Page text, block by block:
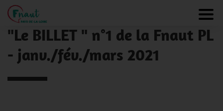
Panneau de gestion des cookies
NOS ACTUALITÉS
"Le BILLET " n°1 de la Fnaut PL
- janv./fév./mars 2021